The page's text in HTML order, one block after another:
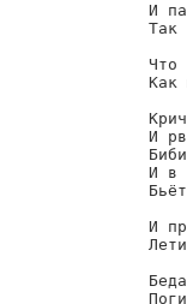
И
Так
Что
Как
И
И в
И